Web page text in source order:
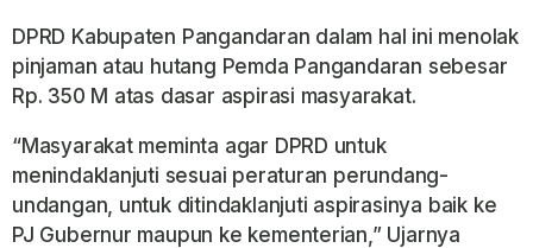
DPRD Kabupaten Pangandaran dalam hal ini menolak
pinjaman atau hutang Pemda Pangandaran sebesar
Rp. 350 M atas dasar aspirasi masyarakat.
“Masyarakat meminta agar DPRD untuk
menindaklanjuti sesuai peraturan perundang-
undangan, untuk ditindaklanjuti aspirasinya baik ke
PJ Gubernur maupun ke kementerian,” Ujarnya